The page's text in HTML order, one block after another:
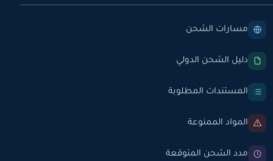
مسارات الشحن
دليل الشحن الدولي
المستندات المطلوبة
المواد الممنوعة
مدد الشحن المتوقعة